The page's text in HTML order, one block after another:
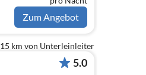
Zum Angebot
15 km von Unterleinleiter
5.0